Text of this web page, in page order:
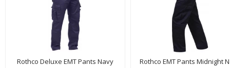
Rothco Deluxe EMT Pants Navy
Rothco EMT Pants Midnight